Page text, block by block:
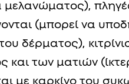
μελανώματος),
(μπορεί να
δέρματος),
και των ματιών
με καρκίνο του